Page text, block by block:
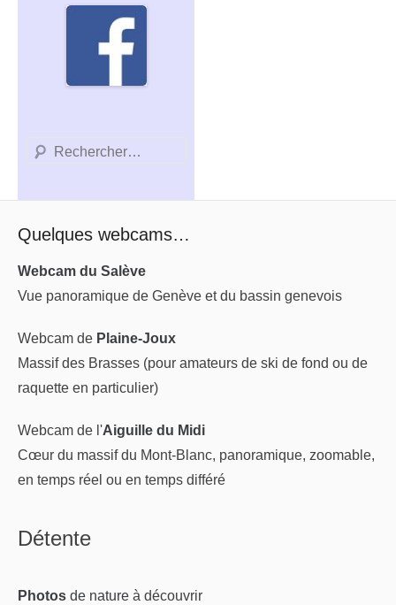
Recherche
Quelques webcams…
Webcam du Salève
Vue panoramique de Genève et du bassin genevois
Webcam de Plaine-Joux
Massif des Brasses (pour amateurs de ski de fond ou de
raquette en particulier)
Webcam de l'Aiguille du Midi
Cœur du massif du Mont-Blanc, panoramique, zoomable,
en temps réel ou en temps différé
Détente
Photos de nature à découvrir